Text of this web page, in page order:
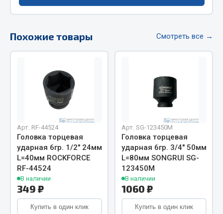
Штуцеры
Весь раздел
Инструмент
Автомобильный инструмент
Измерительный инструмент
Крепежный инструмент
Режущий инструмент
Силовое оборудование
Слесарный инструмент
Столярный инструмент
Похожие товары Смотреть все →
Арт. RF-44524
Головка торцевая
ударная 6гр. 1/2" 24мм
L=40мм ROCKFORCE
RF-44524
В наличии
349 ₽
Купить в один клик
Арт. SG-123450M
Головка торцевая
ударная 6гр. 3/4" 50мм
L=80мм SONGRUI SG-
123450M
В наличии
1060 ₽
Купить в один клик